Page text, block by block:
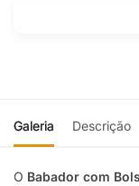
Galeria Descrição
O Babador com